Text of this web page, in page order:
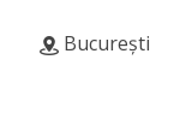
București